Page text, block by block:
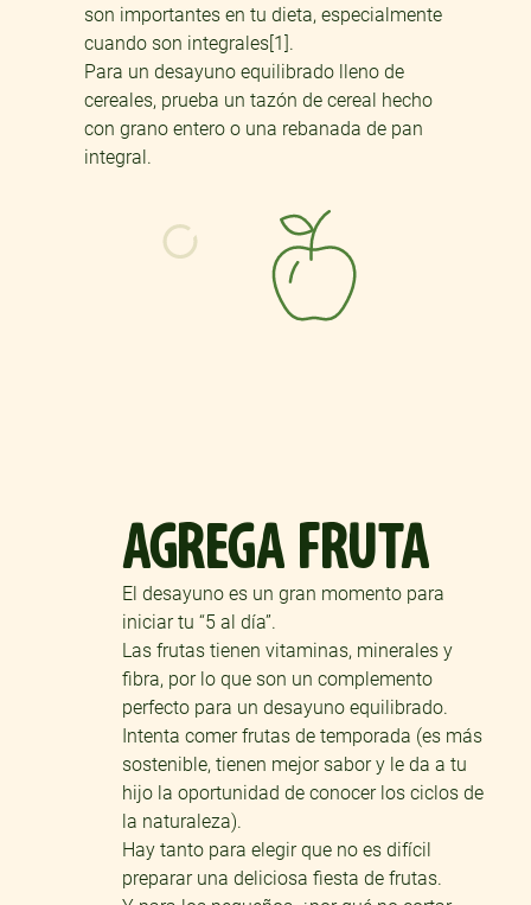
son importantes en tu dieta, especialmente
cuando son integrales[1].
Para un desayuno equilibrado lleno de
cereales, prueba un tazón de cereal hecho
con grano entero o una rebanada de pan
integral.
AGREGA FRUTA
El desayuno es un gran momento para
iniciar tu “5 al día”.
Las frutas tienen vitaminas, minerales y
fibra, por lo que son un complemento
perfecto para un desayuno equilibrado.
Intenta comer frutas de temporada (es más
sostenible, tienen mejor sabor y le da a tu
hijo la oportunidad de conocer los ciclos de
la naturaleza).
Hay tanto para elegir que no es difícil
preparar una deliciosa fiesta de frutas.